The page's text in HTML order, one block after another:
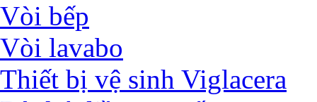
Vòi bếp
Vòi lavabo
Thiết bị vệ sinh Viglacera